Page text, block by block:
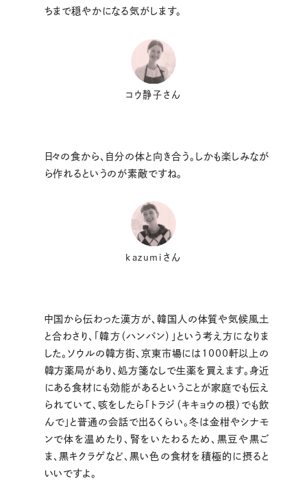
ちまで穏やかになる気がします。
コウ静子さん
日々の食から、自分の体と向き合う。しかも楽しみなが
ら作れるというのが素敵ですね。
kazumiさん
中国から伝わった漢方が、韓国人の体質や気候風土
と合わさり、「韓方（ハンバン）」という考え方になりま
した。ソウルの韓方街、京東市場には1000軒以上の
韓方薬局があり、処方箋なしで生薬を買えます。身近
にある食材にも効能があるということが家庭でも伝え
られていて、咳をしたら「トラジ（キキョウの根）でも飲
んで」と普通の会話で出るくらい。冬は金柑やシナモ
ンで体を温めたり、腎をいたわるため、黒豆や黒ご
ま、黒キクラゲなど、黒い色の食材を積極的に摂ると
いいですよ。